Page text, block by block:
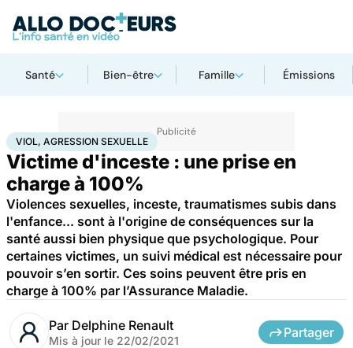
Santé Bien-être Famille Émissions
AccueilSantéViol, agression sexuelle
VIOL, AGRESSION SEXUELLE
Victime d'inceste : une prise en
charge à 100%
Violences sexuelles, inceste, traumatismes subis dans
l'enfance... sont à l'origine de conséquences sur la
santé aussi bien physique que psychologique. Pour
certaines victimes, un suivi médical est nécessaire pour
pouvoir s’en sortir. Ces soins peuvent être pris en
charge à 100% par l’Assurance Maladie.
Par Delphine Renault
Mis à jour le 22/02/2021
Partager